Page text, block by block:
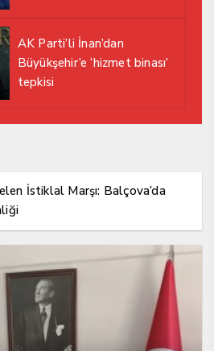
AK Parti’li İnan’dan
Büyükşehir’e ‘hizmet binası’
tepkisi
İstiklal Marşı: Balçova’da